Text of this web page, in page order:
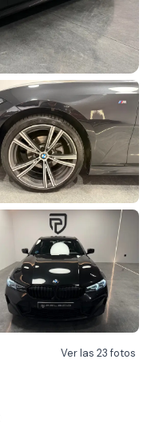
Ver las 23fotos